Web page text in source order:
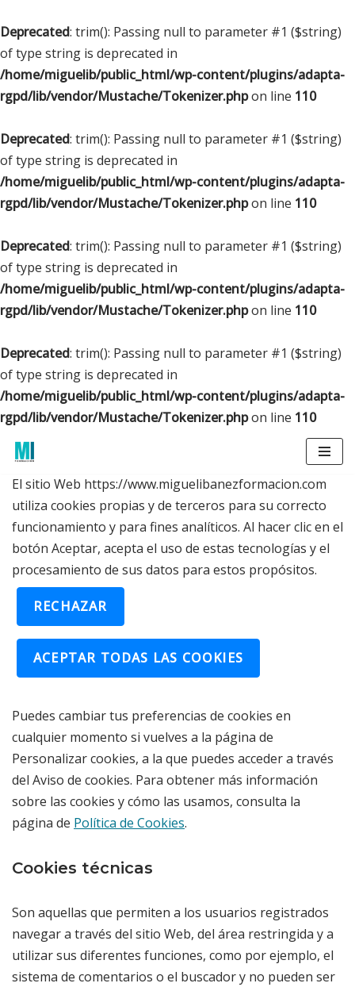
Deprecated: trim(): Passing null to parameter #1 ($string)
of type string is deprecated in
/home/miguelib/public_html/wp-content/plugins/adapta-
rgpd/lib/vendor/Mustache/Tokenizer.phpon line 110
Deprecated: trim(): Passing null to parameter #1 ($string)
of type string is deprecated in
/home/miguelib/public_html/wp-content/plugins/adapta-
rgpd/lib/vendor/Mustache/Tokenizer.phpon line 110
Deprecated: trim(): Passing null to parameter #1 ($string)
of type string is deprecated in
/home/miguelib/public_html/wp-content/plugins/adapta-
rgpd/lib/vendor/Mustache/Tokenizer.phpon line 110
Deprecated: trim(): Passing null to parameter #1 ($string)
of type string is deprecated in
/home/miguelib/public_html/wp-content/plugins/adapta-
rgpd/lib/vendor/Mustache/Tokenizer.phpon line 110
al
contenido
El sitio Web https://www.miguelibanezformacion.com
utiliza cookies propias y de terceros para su correcto
funcionamiento y para fines analíticos. Al hacer clic en el
botón Aceptar, acepta el uso de estas tecnologías y el
procesamiento de sus datos para estos propósitos.
RECHAZAR
ACEPTAR TODAS LAS COOKIES
Puedes cambiar tus preferencias de cookies en
cualquier momento si vuelves a la página de
Personalizar cookies, a la que puedes acceder a través
del Aviso de cookies. Para obtener más información
sobre las cookies y cómo las usamos, consulta la
página de Política de Cookies.
Cookies técnicas
Son aquellas que permiten a los usuarios registrados
navegar a través del sitio Web, del área restringida y a
utilizar sus diferentes funciones, como por ejemplo, el
sistema de comentarios o el buscador y no pueden ser